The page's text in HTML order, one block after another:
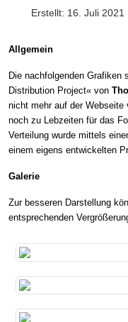
Erstellt: 16. Juli 2021
Allgemein
Die nachfolgenden Grafiken
Distribution Project« von
nicht mehr auf der Webseite
noch zu Lebzeiten für das
Verteilung wurde mittels
einem eigens entwickelten
Galerie
Zur besseren Darstellung
entsprechenden